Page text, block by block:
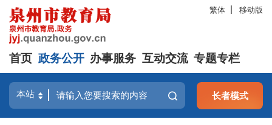
繁体 移动版
首页 政务公开 办事服务 互动交流 专题专栏
长者模式